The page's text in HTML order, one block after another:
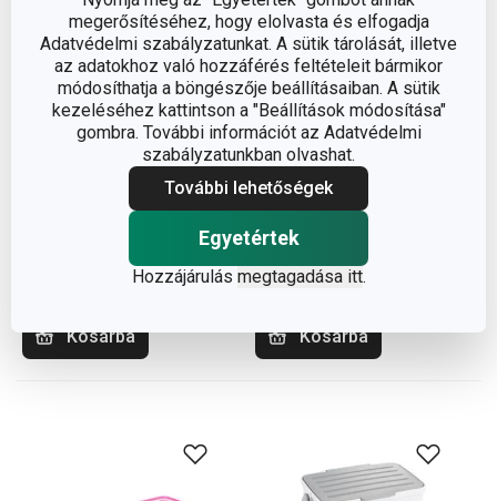
megerősítéséhez, hogy elolvasta és elfogadja
Adatvédelmi szabályzatunkat. A sütik tárolását, illetve
az adatokhoz való hozzáférés feltételeit bármikor
módosíthatja a böngészője beállításaiban. A sütik
kezeléséhez kattintson a "Beállítások módosítása"
gombra. További információt az Adatvédelmi
szabályzatunkban olvashat.
További lehetőségek
Egyetértek
Hozzájárulás megtagadása itt.
-21 %
GrandCHEF konyhai- és
grill kesztyű, L/XL méret
Elérhető a webáruházban
Kosárba
-24 %
DELLA CASA
szárítókészlet, 3 rács
6 990 Ft
Elérhető a webáruházban
Kosárba